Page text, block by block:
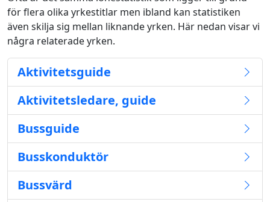
för flera olika yrkestitlar men ibland kan statistiken
även skilja sig mellan liknande yrken. Här nedan visar vi
några relaterade yrken.
Aktivitetsguide
Aktivitetsledare, guide
Bussguide
Busskonduktör
Bussvärd